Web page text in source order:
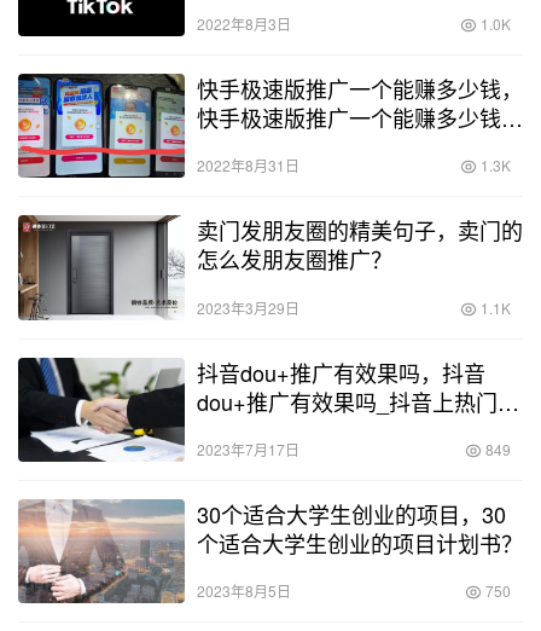
2022年8月3日 1.0K
快手极速版推广一个能赚多少钱，
快手极速版推广一个能赚多少钱
2022年8月31日 1.3K
卖门发朋友圈的精美句子，卖门的
怎么发朋友圈推广？
2023年3月29日 1.1K
抖音dou+推广有效果吗，抖音
dou+推广有效果吗_抖音上热门的
2023年7月17日 849
30个适合大学生创业的项目，30
个适合大学生创业的项目计划书？
2023年8月5日 750